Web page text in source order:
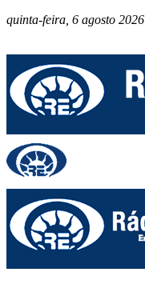
quinta-feira, 6 agosto 2026